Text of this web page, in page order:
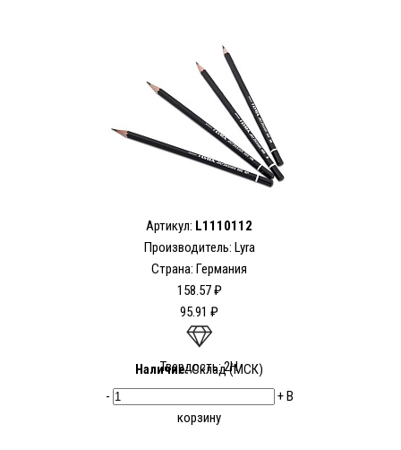
Артикул: L1110112
Производитель: Lyra
Страна: Германия
158.57 ₽
95.91 ₽
Твердость: 2H
Наличие:Склад (МСК)
-
+В
корзину